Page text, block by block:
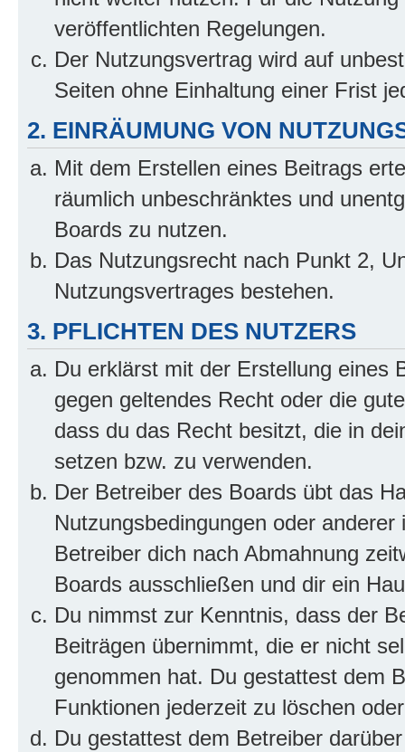
veröffentlichten Regelungen.
Der Nutzungsvertrag wird auf
Seiten ohne Einhaltung einer Frist
2. EINRÄUMUNG VON
Mit dem Erstellen eines Beitrags
räumlich unbeschränktes und
Boards zu nutzen.
Das Nutzungsrecht nach Punkt 2,
Nutzungsvertrages bestehen.
3. PFLICHTEN DES NUTZERS
Du erklärst mit der Erstellung eines
gegen geltendes Recht oder die
dass du das Recht besitzt, die in
setzen bzw. zu verwenden.
Der Betreiber des Boards übt das
Nutzungsbedingungen oder
Betreiber dich nach Abmahnung
Boards ausschließen und dir ein
Du nimmst zur Kenntnis, dass der
Beiträgen übernimmt, die er nicht
genommen hat. Du gestattest dem
Funktionen jederzeit zu löschen
Du gestattest dem Betreiber